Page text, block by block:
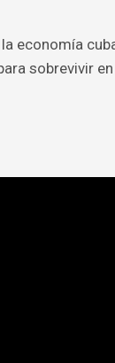
economía
sobrevivir